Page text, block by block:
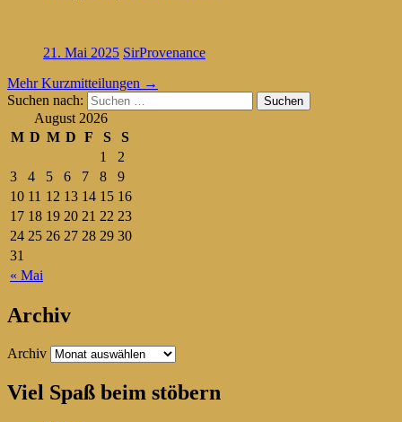
21. Mai 2025 SirProvenance
Mehr Kurzmitteilungen →
Suchen nach:
August 2026
M D M D F S S
« Mai
1
2
3
4 5 6 7 8
9
10 11 12 13 14 15 16
17 18 19 20 21 22 23
24 25 26 27 28 29 30
31
Archiv
Archiv
Viel Spaß beim stöbern